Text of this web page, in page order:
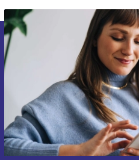
Recevoir offres et
par mail
Ne manquez plus aucune
S'inscrire
Retrouvez les informations sur l'utilisation des
dans notrepolitique de confidentialité.